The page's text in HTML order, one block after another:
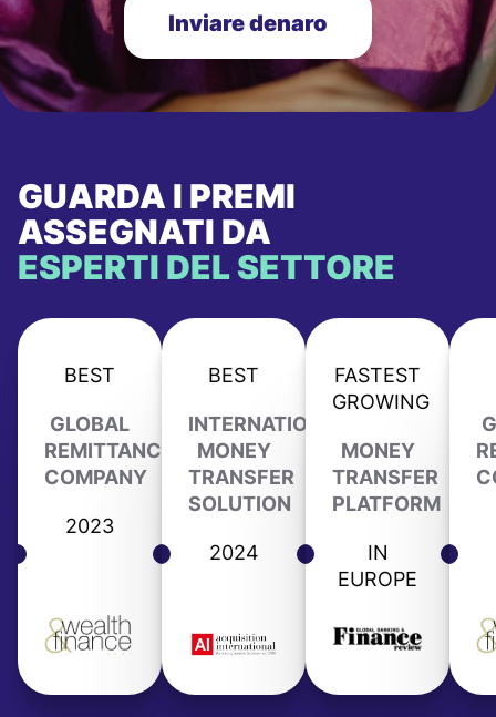
Inviare denaro
GUARDA I PREMI
ASSEGNATI DA
ESPERTI DEL SETTORE
BEST
GLOBAL
REMITTANCE
COMPANY
2023
BEST
INTERNATIONAL
MONEY
TRANSFER
SOLUTION
2024
FASTEST
GROWING
MONEY
TRANSFER
PLATFORM
IN
EUROPE